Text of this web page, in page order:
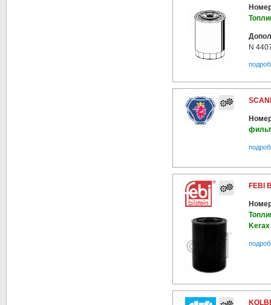
N
FEBI